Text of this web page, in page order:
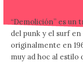
“Demolición” es un
del punk y el surf
originalmente en
muy ad hoc al estilo